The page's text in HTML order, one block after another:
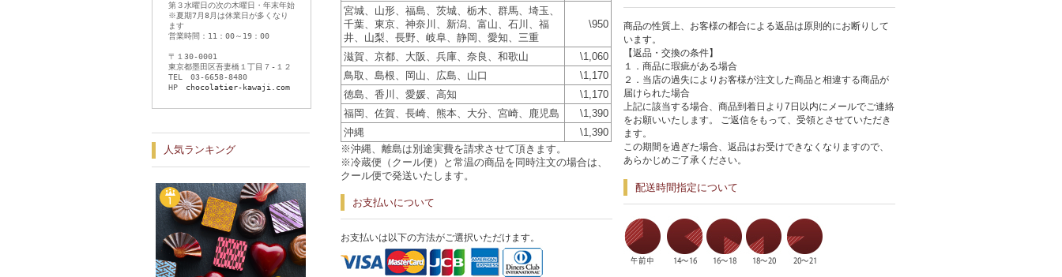
宮城、山形、福島、茨城、栃木、群馬、埼玉、
千葉、東京、神奈川、新潟、富山、石川、福
井、山梨、長野、岐阜、静岡、愛知、三重
\950
滋賀、京都、大阪、兵庫、奈良、和歌山
\1,060
鳥取、島根、岡山、広島、山口
\1,170
徳島、香川、愛媛、高知
\1,170
福岡、佐賀、長崎、熊本、大分、宮崎、鹿児島
\1,390
沖縄
\1,390
※沖縄、離島は別途実費を請求させて頂きます。
※冷蔵便（クール便）と常温の商品を同時注文の場合は、
クール便で発送いたします。
お支払いについて
お支払いは以下の方法がご選択いただけます。
商品の性質上、お客様の都合による返品は原則的にお断りして
います。
【返品・交換の条件】
１．商品に瑕疵がある場合
２．当店の過失によりお客様が注文した商品と相違する商品が
届けられた場合
上記に該当する場合、商品到着日より7日以内にメールでご連絡
をお願いいたします。 ご返信をもって、受領とさせていただき
ます。
この期間を過ぎた場合、返品はお受けできなくなりますので、
あらかじめご了承ください。
配送時間指定について
第３水曜日の次の木曜日・年末年始
※夏期7月8月は休業日が多くなり
ます
営業時間：11：00～19：00
〒１30-0001
東京都墨田区吾妻橋１丁目７-１２
TEL 03-6658-8480
HP chocolatier-kawaji.com
人気ランキング